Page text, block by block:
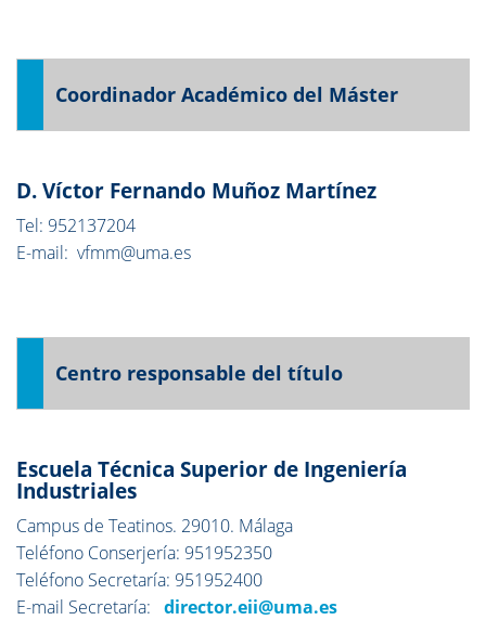
Coordinador Académico del Máster
D. Víctor Fernando Muñoz Martínez
Tel: 952137204
E-mail: vfmm@uma.es
Centro responsable del título
Escuela Técnica Superior de Ingeniería
Industriales
Campus de Teatinos. 29010. Málaga
Teléfono Conserjería: 951952350
Teléfono Secretaría: 951952400
E-mail Secretaría: director.eii@uma.es